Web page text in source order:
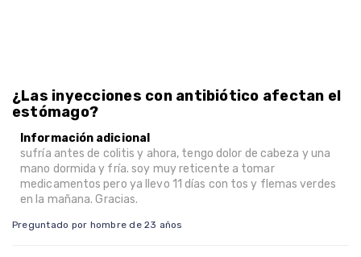
¿Las inyecciones con antibiótico afectan el
estómago?
Información adicional
sufría antes de colitis y ahora, tengo dolor de cabeza y una
mano dormida y fría. soy muy reticente a tomar
medicamentos pero ya llevo 11 días con tos y flemas verdes
en la mañana. Gracias.
Preguntado por hombre de 23 años